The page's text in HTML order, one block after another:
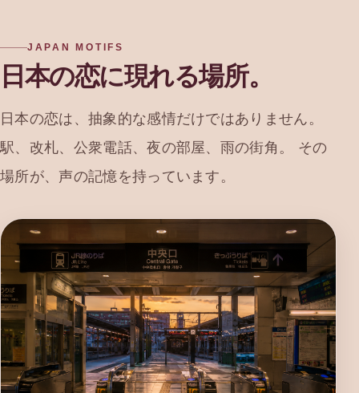
JAPAN MOTIFS
日本の恋に現れる場所。
日本の恋は、抽象的な感情だけではありません。
駅、改札、公衆電話、夜の部屋、雨の街角。 その
場所が、声の記憶を持っています。